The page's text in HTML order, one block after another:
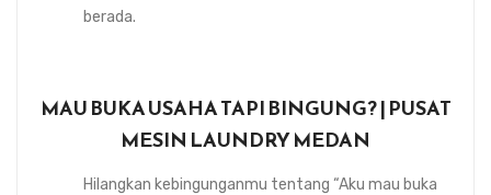
berada.
MAU BUKA USAHA TAPI BINGUNG? | PUSAT
MESIN LAUNDRY MEDAN
Hilangkan kebingunganmu tentang “Aku mau buka